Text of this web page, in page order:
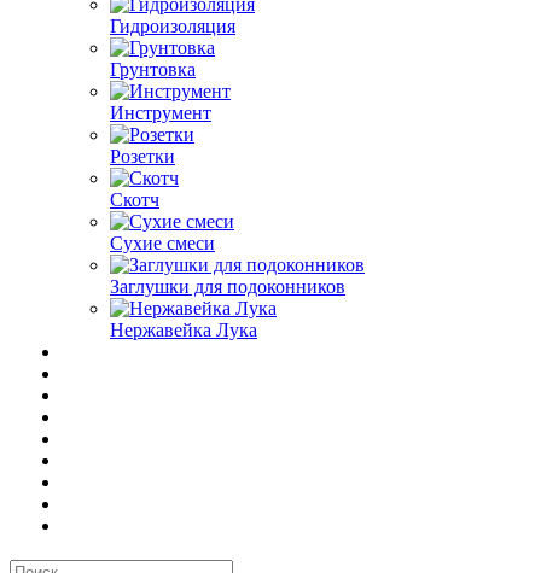
Гидроизоляция
Грунтовка
Инструмент
Розетки
Скотч
Сухие смеси
Заглушки для подоконников
Нержавейка Лука